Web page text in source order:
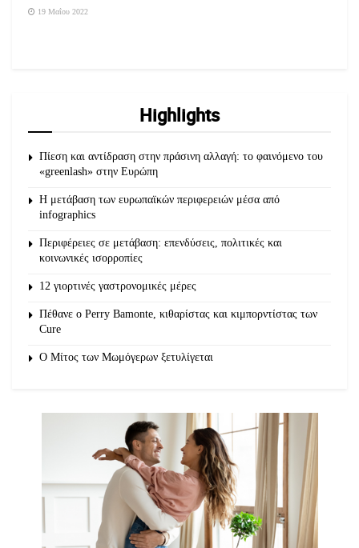
19 Μαΐου 2022
Highlights
Πίεση και αντίδραση στην πράσινη αλλαγή: το φαινόμενο του
«greenlash» στην Ευρώπη
Η μετάβαση των ευρωπαϊκών περιφερειών μέσα από
infographics
Περιφέρειες σε μετάβαση: επενδύσεις, πολιτικές και
κοινωνικές ισορροπίες
12 γιορτινές γαστρονομικές μέρες
Πέθανε ο Perry Bamonte, κιθαρίστας και κιμπορντίστας των
Cure
O Μίτος των Μωμόγερων ξετυλίγεται